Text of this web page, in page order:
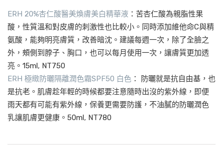
ERH 20%杏仁酸醫美煥膚美白精華液 ：苦杏仁酸為親脂性果
酸，性質溫和對皮膚的刺激性也比較小。同時添加維他命C與精
氨酸，能夠明亮膚質，改善暗沈。建議每週一次，除了全臉之
外，頰側到脖子、胸口，也可以每月使用一次，讓膚質更加透
亮。15ml, NT750
ERH 極緻防曬隔離潤色霜SPF50 白色 ： 防曬就是抗自由基，也
是抗老。肌膚趁年輕的時候都要注意隨時出沒的紫外線，即便
雨天都有可能有紫外線，保養更需要防護，不油膩的防曬潤色
乳讓肌膚更健康。50ml, NT780